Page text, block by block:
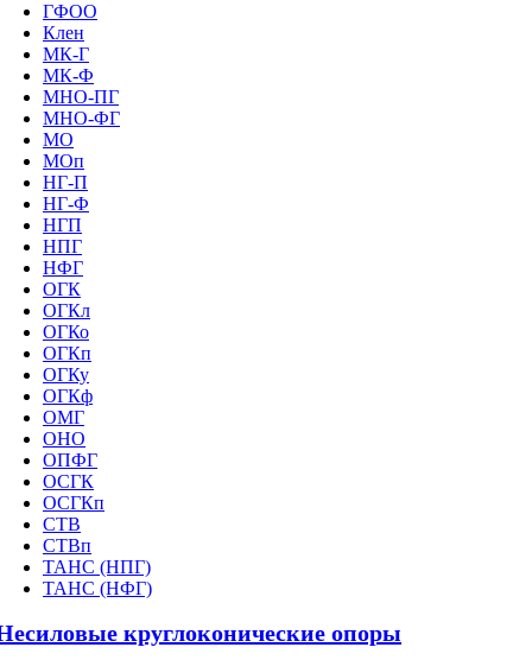
ГФОО
Клен
МК-Г
МК-Ф
МНО-ПГ
МНО-ФГ
МО
МОп
НГ-П
НГ-Ф
НГП
НПГ
НФГ
ОГК
ОГКл
ОГКо
ОГКп
ОГКу
ОГКф
ОМГ
ОНО
ОПФГ
ОСГК
ОСГКп
СТВ
СТВп
ТАНС (НПГ)
ТАНС (НФГ)
круглоконические опоры